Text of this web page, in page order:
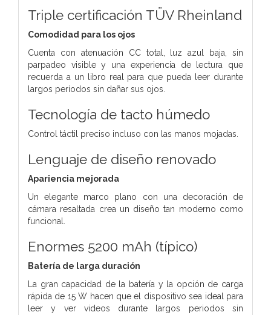
Triple certificación TÜV Rheinland
Comodidad para los ojos
Cuenta con atenuación CC total, luz azul baja, sin
parpadeo visible y una experiencia de lectura que
recuerda a un libro real para que pueda leer durante
largos períodos sin dañar sus ojos.
Tecnología de tacto húmedo
Control táctil preciso incluso con las manos mojadas.
Lenguaje de diseño renovado
Apariencia mejorada
Un elegante marco plano con una decoración de
cámara resaltada crea un diseño tan moderno como
funcional.
Enormes 5200 mAh (típico)
Batería de larga duración
La gran capacidad de la batería y la opción de carga
rápida de 15 W hacen que el dispositivo sea ideal para
leer y ver videos durante largos periodos sin